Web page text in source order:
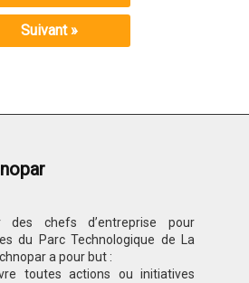
Suivant »
chefs d’entreprise pour
du Parc Technologique de La
a pour but :
toutes actions ou initiatives